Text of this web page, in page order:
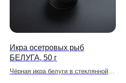
Икра осетровых рыб
БЕЛУГА, 50 г
Чёрная икра белуги в стеклянной